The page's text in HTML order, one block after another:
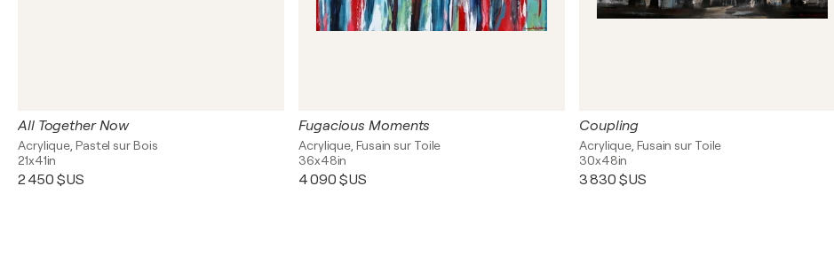
All Together Now
Acrylique, Pastel sur Bois
21x41in
2 450 $US
Fugacious Moments
Acrylique, Fusain sur Toile
36x48in
4 090 $US
Coupling
Acrylique, Fusain sur Toile
30x48in
3 830 $US